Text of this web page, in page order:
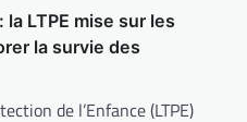
LTPE mise sur les
la survie des
de l’Enfance (LTPE)